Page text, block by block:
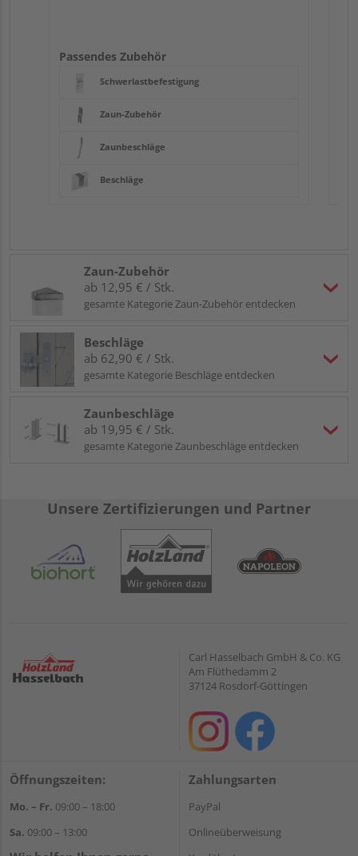
Passendes Zubehör
Schwerlastbefestigung
Zaun-Zubehör
Zaunbeschläge
Beschläge
Zaun-Zubehör
ab 12,95 € / Stk.
gesamte Kategorie Zaun-Zubehör entdecken
Beschläge
ab 62,90 € / Stk.
gesamte Kategorie Beschläge entdecken
Zaunbeschläge
ab 19,95 € / Stk.
gesamte Kategorie Zaunbeschläge entdecken
Unsere Zertifizierungen und Partner
Carl Hasselbach GmbH & Co. KG
Am Flüthedamm 2
37124 Rosdorf-Göttingen
Öffnungszeiten:
Mo. – Fr. 09:00 – 18:00
Sa. 09:00 – 13:00
Zahlungsarten
PayPal
Onlineüberweisung